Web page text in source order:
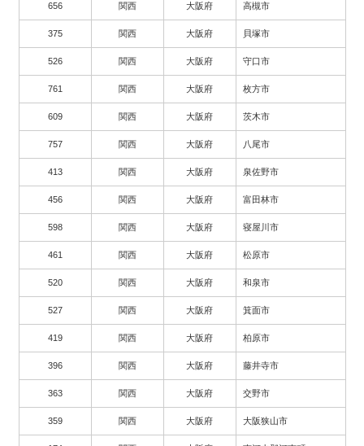
656 関西 大阪府 高槻市
375 関西 大阪府 貝塚市
526 関西 大阪府 守口市
761 関西 大阪府 枚方市
609 関西 大阪府 茨木市
757 関西 大阪府 八尾市
413 関西 大阪府 泉佐野市
456 関西 大阪府 富田林市
598 関西 大阪府 寝屋川市
461 関西 大阪府 松原市
520 関西 大阪府 和泉市
527 関西 大阪府 箕面市
419 関西 大阪府 柏原市
396 関西 大阪府 藤井寺市
363 関西 大阪府 交野市
359 関西 大阪府 大阪狭山市